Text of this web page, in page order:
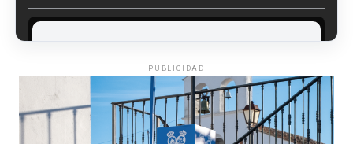
PUBLICIDAD